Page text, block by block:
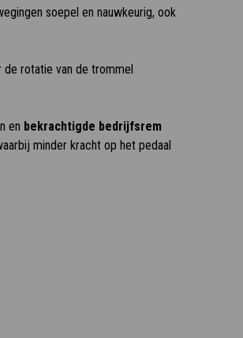
soepel en nauwkeurig, ook
rotatie van de trommel
en bekrachtigde bedrijfsrem
minder kracht op het pedaal